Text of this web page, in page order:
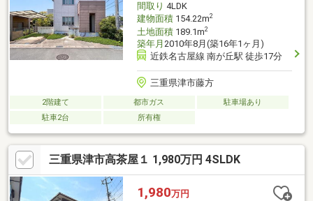
間取り 4LDK
建物面積154.22m2
土地面積189.1m2
築年月 2010年8月(築16年1ヶ月)
近鉄名古屋線 南が丘駅 徒歩17分
三重県津市藤方
2階建て 都市ガス
駐車場あり
駐車2台
所有権
三重県津市高茶屋１ 1,980万円 4SLDK
1,980万円